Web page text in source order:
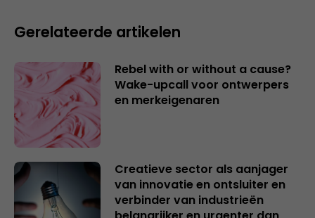
Gerelateerde artikelen
Rebel with or without a cause?
Wake-upcall voor ontwerpers
en merkeigenaren
Creatieve sector als aanjager
van innovatie en ontsluiter en
verbinder van industrieën